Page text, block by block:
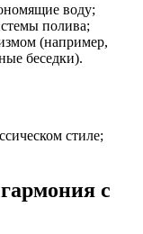
воду;
полива;
(например,
беседки).
стиле;
с